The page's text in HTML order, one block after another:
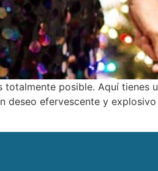
posible. Aquí tienes
deseo efervescente y